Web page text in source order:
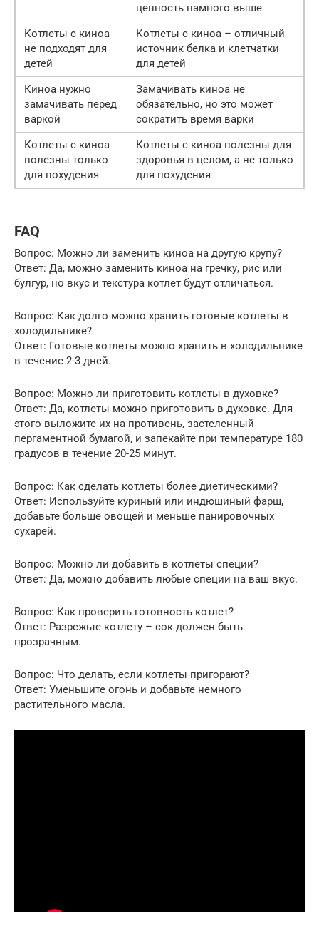
ценность намного выше
Котлеты с киноа
не подходят для
детей
Котлеты с киноа – отличный
источник белка и клетчатки
для детей
Киноа нужно
замачивать перед
варкой
Замачивать киноа не
обязательно, но это может
сократить время варки
Котлеты с киноа
полезны только
для похудения
Котлеты с киноа полезны для
здоровья в целом, а не только
для похудения
FAQ
Вопрос: Можно ли заменить киноа на другую крупу?
Ответ: Да, можно заменить киноа на гречку, рис или
булгур, но вкус и текстура котлет будут отличаться.
Вопрос: Как долго можно хранить готовые котлеты в
холодильнике?
Ответ: Готовые котлеты можно хранить в холодильнике
в течение 2-3 дней.
Вопрос: Можно ли приготовить котлеты в духовке?
Ответ: Да, котлеты можно приготовить в духовке. Для
этого выложите их на противень, застеленный
пергаментной бумагой, и запекайте при температуре 180
градусов в течение 20-25 минут.
Вопрос: Как сделать котлеты более диетическими?
Ответ: Используйте куриный или индюшиный фарш,
добавьте больше овощей и меньше панировочных
сухарей.
Вопрос: Можно ли добавить в котлеты специи?
Ответ: Да, можно добавить любые специи на ваш вкус.
Вопрос: Как проверить готовность котлет?
Ответ: Разрежьте котлету – сок должен быть
прозрачным.
Вопрос: Что делать, если котлеты пригорают?
Ответ: Уменьшите огонь и добавьте немного
растительного масла.